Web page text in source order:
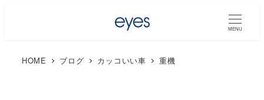
MENU
HOME ブログ カッコいい車 重機